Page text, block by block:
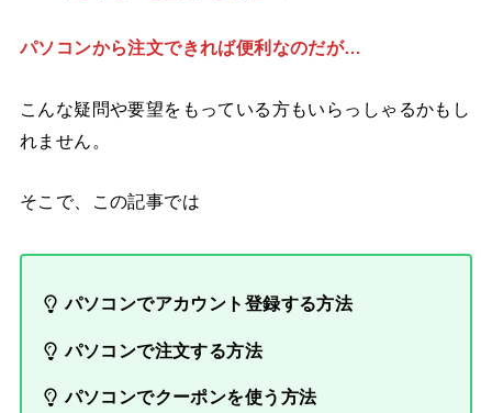
パソコンから注文できれば便利なのだが…
こんな疑問や要望をもっている方もいらっしゃるかもし
れません。
そこで、この記事では
パソコンでアカウント登録する方法
パソコンで注文する方法
パソコンでクーポンを使う方法